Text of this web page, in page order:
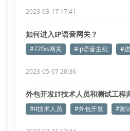
2023-03-17 17:41
如何进入IP语音网关？
#72fxs网关 #ip语音主机 #
2023-05-07 20:36
外包开发IT技术人员和测试工程
#it技术人员 #外包开发 #测